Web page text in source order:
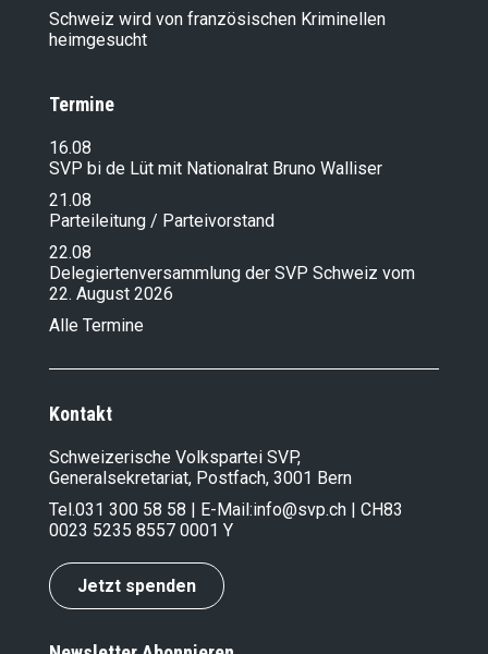
Schweiz wird von französischen Kriminellen
heimgesucht
Termine
16.08
SVP bi de Lüt mit Nationalrat Bruno Walliser
21.08
Parteileitung / Parteivorstand
22.08
Delegiertenversammlung der SVP Schweiz vom
22. August 2026
Alle Termine
Kontakt
Schweizerische Volkspartei SVP,
Generalsekretariat, Postfach, 3001 Bern
Tel.031 300 58 58 | E-Mail:info@svp.ch | CH83
0023 5235 8557 0001 Y
Jetzt spenden